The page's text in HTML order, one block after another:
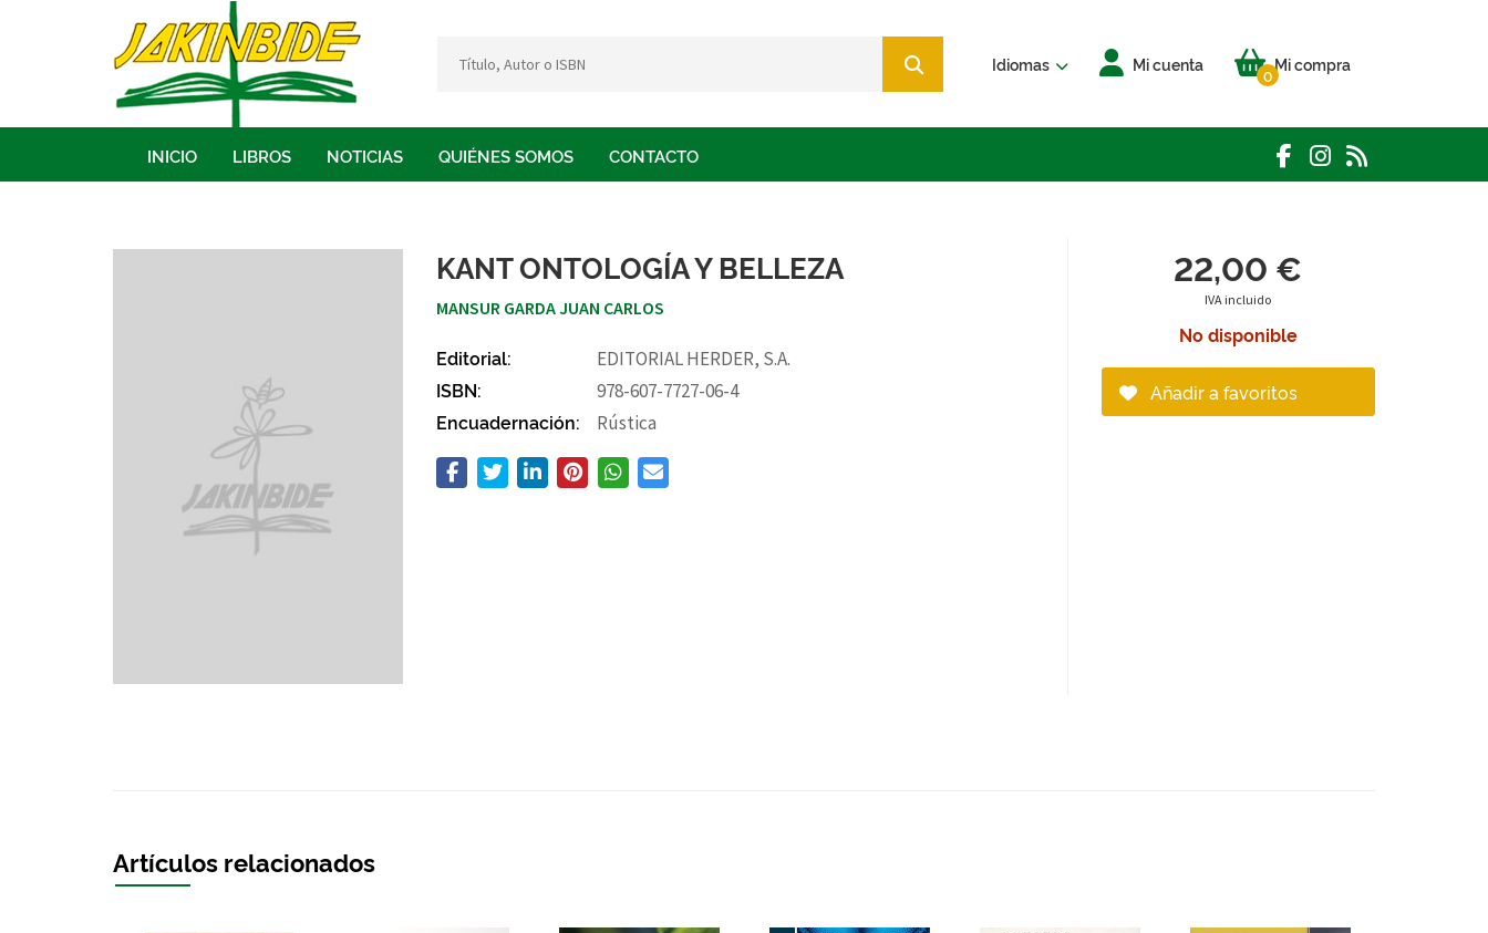
Idiomas Mi cuenta Mi compra
0
INICIO LIBROS NOTICIAS QUIÉNES SOMOS CONTACTO
KANT ONTOLOGÍA Y BELLEZA
MANSUR GARDA JUAN CARLOS
Editorial:
EDITORIAL HERDER, S.A.
ISBN:
978-607-7727-06-4
Encuadernación:
Rústica
22,00 €
IVA incluido
No disponible
Añadir a favoritos
Artículos relacionados